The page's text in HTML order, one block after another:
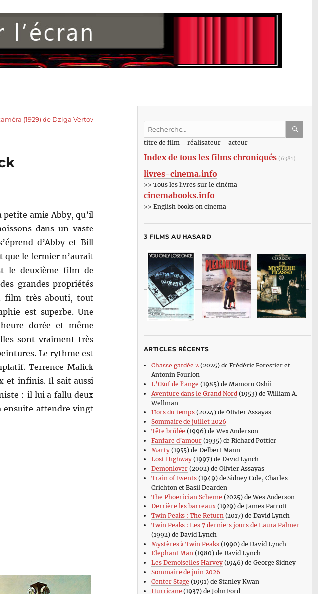
(1929) de Dziga Vertov
petite amie Abby, qu’il
dans un vaste
d’Abby et Bill
que le fermier n’aurait
le deuxième film de
grandes propriétés
film très abouti, tout
est superbe. Une
dorée et même
sont vraiment très
Le rythme est
Terrence Malick
et infinis. Il sait aussi
: il lui a fallu deux
ensuite attendre vingt
Recherche
:titre de film – réalisateur – acteur
Index de tous les films chroniqués (6381)
livres-cinema.info
>> Tous les livres sur le cinéma
cinemabooks.info
>> English books on cinema
3 FILMS AU HASARD
ARTICLES RÉCENTS
Chasse gardée 2(2025) de Frédéric Forestier et
Antonin Fourlon
L’Œuf de l’ange (1985) de Mamoru Oshii
Aventure dans le Grand Nord(1953) de William A.
Wellman
Hors du temps(2024) de Olivier Assayas
Sommaire de juillet 2026
Tête brûlée (1996) de Wes Anderson
Fanfare d’amour(1935) de Richard Pottier
Marty(1955) de Delbert Mann
Lost Highway(1997) de David Lynch
Demonlover(2002) de Olivier Assayas
Train of Events(1949) de Sidney Cole, Charles
Crichton et Basil Dearden
The Phoenician Scheme (2025) de Wes Anderson
Derrière les barreaux(1929) de James Parrott
Twin Peaks : The Return(2017) de David Lynch
Twin Peaks : Les 7 derniers jours de Laura Palmer
(1992) de David Lynch
Mystères à Twin Peaks(1990) de David Lynch
Elephant Man(1980) de David Lynch
Les Demoiselles Harvey(1946) de George Sidney
Sommaire de juin 2026
Center Stage (1991) de Stanley Kwan
Hurricane (1937) de John Ford